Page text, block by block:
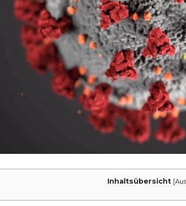
Inhaltsübersicht [